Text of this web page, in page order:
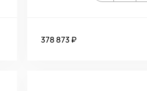
378 873 ₽